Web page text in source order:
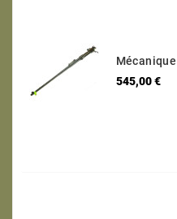
545,00 €Prix